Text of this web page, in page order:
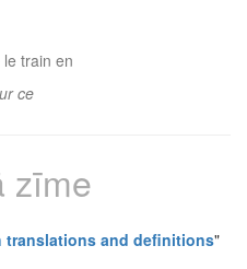
train en
ce
zīme
translations and definitions"